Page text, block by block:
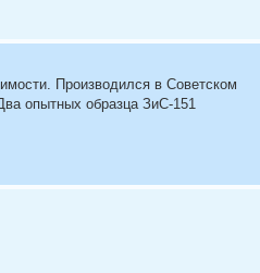
Производился в Советском
опытных образца ЗиС-151